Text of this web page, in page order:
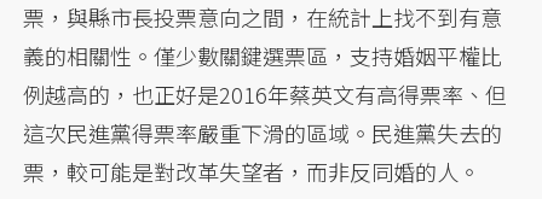
票，與縣市長投票意向之間，在統計上找不到有意
義的相關性。僅少數關鍵選票區，支持婚姻平權比
例越高的，也正好是2016年蔡英文有高得票率、但
這次民進黨得票率嚴重下滑的區域。民進黨失去的
票，較可能是對改革失望者，而非反同婚的人。